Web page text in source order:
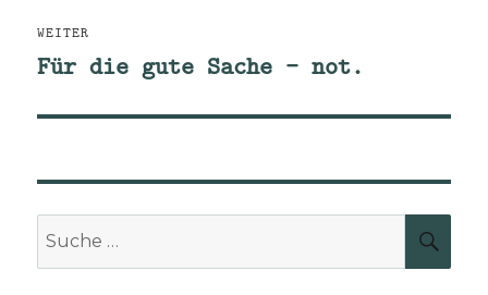
WEITER
Nächster
Für die gute Sache – not.